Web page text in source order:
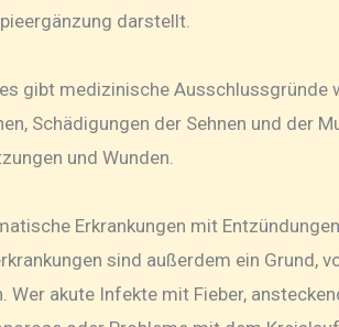
darstellt.
gibt medizinische Ausschlussgründe
Schädigungen der Sehnen und der
und Wunden.
Erkrankungen mit
sind außerdem ein Grund,
Wer akute Infekte mit Fieber,